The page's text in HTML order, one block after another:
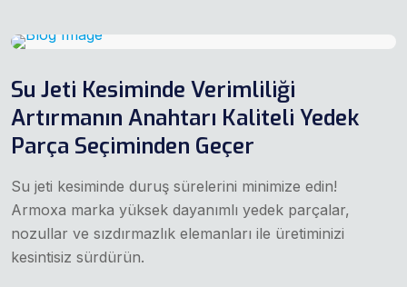
Su Jeti Kesiminde Verimliliği
Artırmanın Anahtarı Kaliteli Yedek
Parça Seçiminden Geçer
Su jeti kesiminde duruş sürelerini minimize edin!
Armoxa marka yüksek dayanımlı yedek parçalar,
nozullar ve sızdırmazlık elemanları ile üretiminizi
kesintisiz sürdürün.